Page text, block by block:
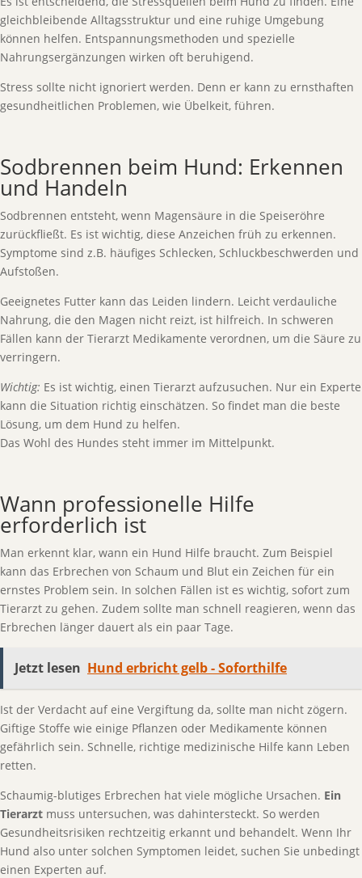
gleichbleibende Alltagsstruktur und eine ruhige Umgebung
können helfen. Entspannungsmethoden und spezielle
Nahrungsergänzungen wirken oft beruhigend.
Stress sollte nicht ignoriert werden. Denn er kann zu ernsthaften
gesundheitlichen Problemen, wie Übelkeit, führen.
Sodbrennen beim Hund: Erkennen
und Handeln
Sodbrennen entsteht, wenn Magensäure in die Speiseröhre
zurückfließt. Es ist wichtig, diese Anzeichen früh zu erkennen.
Symptome sind z.B. häufiges Schlecken, Schluckbeschwerden und
Aufstoßen.
Geeignetes Futter kann das Leiden lindern. Leicht verdauliche
Nahrung, die den Magen nicht reizt, ist hilfreich. In schweren
Fällen kann der Tierarzt Medikamente verordnen, um die Säure zu
verringern.
Wichtig: Es ist wichtig, einen Tierarzt aufzusuchen. Nur ein Experte
kann die Situation richtig einschätzen. So findet man die beste
Lösung, um dem Hund zu helfen.
Das Wohl des Hundes steht immer im Mittelpunkt.
Wann professionelle Hilfe
erforderlich ist
Man erkennt klar, wann ein Hund Hilfe braucht. Zum Beispiel
kann das Erbrechen von Schaum und Blut ein Zeichen für ein
ernstes Problem sein. In solchen Fällen ist es wichtig, sofort zum
Tierarzt zu gehen. Zudem sollte man schnell reagieren, wenn das
Erbrechen länger dauert als ein paar Tage.
Jetzt lesen Hund erbricht gelb - Soforthilfe
Ist der Verdacht auf eine Vergiftung da, sollte man nicht zögern.
Giftige Stoffe wie einige Pflanzen oder Medikamente können
gefährlich sein. Schnelle, richtige medizinische Hilfe kann Leben
retten.
Schaumig-blutiges Erbrechen hat viele mögliche Ursachen. Ein
Tierarzt muss untersuchen, was dahintersteckt. So werden
Gesundheitsrisiken rechtzeitig erkannt und behandelt. Wenn Ihr
Hund also unter solchen Symptomen leidet, suchen Sie unbedingt
einen Experten auf.